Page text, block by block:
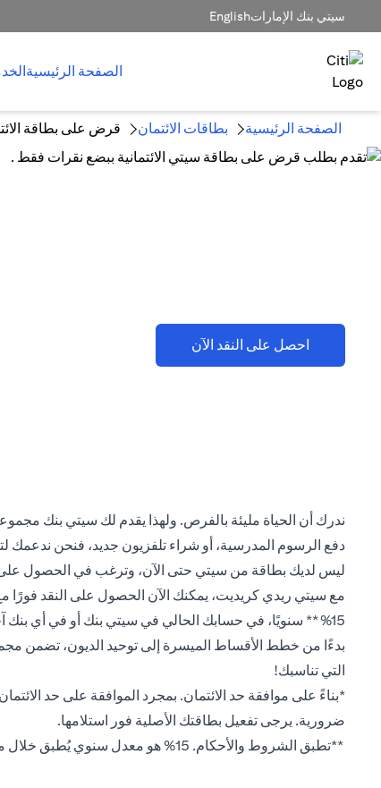
سيتي بنك الإماراتEnglish
الصفحة الرئيسية
الصفحة الرئيسية بطاقات الائتمان قرض على بطاقة
احصل على النقد الآن
ندرك أن الحياة مليئة بالفرص. ولهذا يقدم لك سيتي بنك
دفع الرسوم المدرسية، أو شراء تلفزيون جديد، فنحن ندعمك
ليس لديك بطاقة من سيتي حتى الآن، وترغب في الحصول على
مع سيتي ريدي كريديت، يمكنك الآن الحصول على النقد فورًا مع حدود
15%** سنويًا، في حسابك الحالي في سيتي بنك أو في أي بنك آخر داخل الإمارات العربية المتحدة.
بدءًا من خطط الأقساط الميسرة إلى توحيد الديون، تضمن
التي تناسبك!
*بناءً على موافقة حد الائتمان. بمجرد الموافقة على حد
ضرورية. يرجى تفعيل بطاقتك الأصلية فور استلامها.
**تطبق الشروط والأحكام. 15% هو معدل سنوي يُطبق خلال مدة أول قرض مُسجل على بطاقة ريدي الائتمانية، خلال شهر واحد من الموافقة على البطاقة. يُطبق فقط على عملاء سيتي الجدد.